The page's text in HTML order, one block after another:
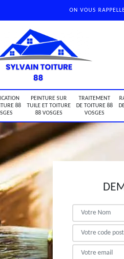
ON VOUS
88
PEINTURE SUR
TUILE ET TOITURE
88 VOSGES
TRAITEMENT
DE TOITURE 88
VOSGES